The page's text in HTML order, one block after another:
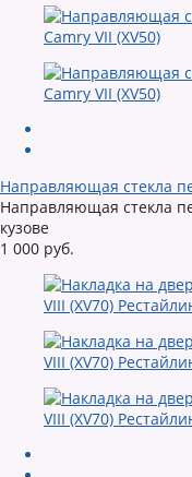
Направляющая стекла
Направляющая стекла
кузове
1 000 руб.